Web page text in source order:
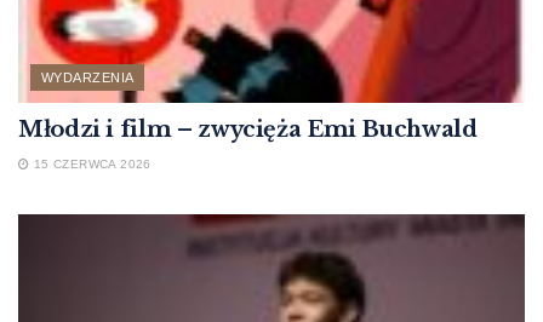
WYDARZENIA
Młodzi i film – zwycięża Emi Buchwald
15 CZERWCA 2026